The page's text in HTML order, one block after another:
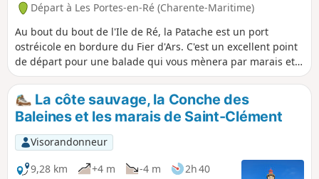
Départ à Les Portes-en-Ré (Charente-Maritime)
Au bout du bout de l'Ile de Ré, la Patache est un port
ostréicole en bordure du Fier d'Ars. C'est un excellent point
de départ pour une balade qui vous mènera par marais et
plages à travers le territoire discret mais très convoité des
Portes-en-Ré. Prévoir de terminer par les plages à marée
basse.La côte sauvage, la Conche des
Baleines et les marais de Saint-Clément
Visorandonneur
9,28 km
+4 m -4 m
2h 40